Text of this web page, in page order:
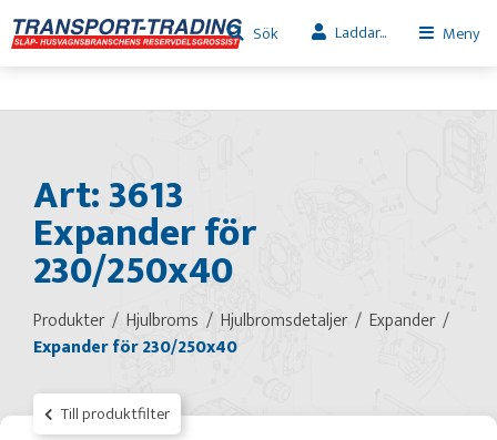
Sök Laddar... Meny
Art: 3613
Expander för
230/250x40
Produkter Hjulbroms Hjulbromsdetaljer
Expander
Expander för 230/250x40
Till produktfilter